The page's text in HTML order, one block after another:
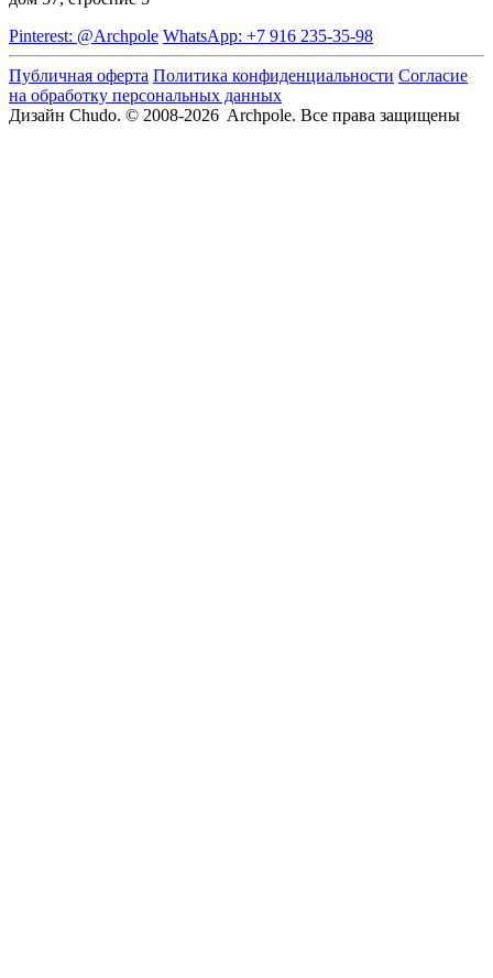
Pinterest: @Archpole WhatsApp: +7 916 235-35-98
Публичная оферта Политика конфиденциальности Согласие
на обработку персональных данных
Дизайн Chudo. © 2008-2026 Archpole. Все права защищены